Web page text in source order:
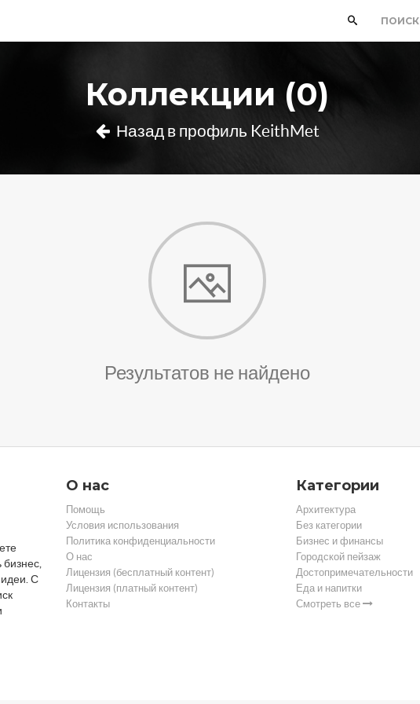
ПОИСК
Коллекции (0)
Назад в профиль KeithMet
Результатов не найдено
С
О нас
Помощь
Условия использования
Политика конфиденциальности
О нас
Лицензия (бесплатный контент)
Лицензия (платный контент)
Контакты
Категории
Архитектура
Без категории
Бизнес и финансы
Городской пейзаж
Достопримечательности
Еда и напитки
Смотреть все